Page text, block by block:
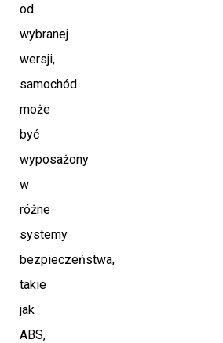
od
wybranej
wersji,
samochód
może
być
wyposażony
w
różne
systemy
bezpieczeństwa,
takie
jak
ABS,